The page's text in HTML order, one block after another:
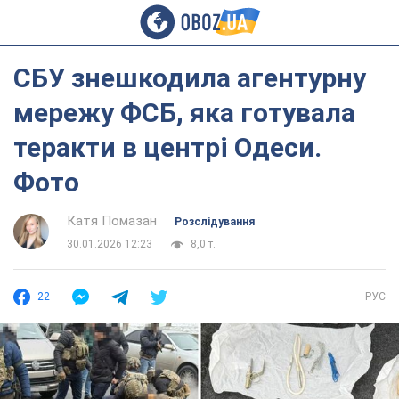
СБУ знешкодила агентурну
мережу ФСБ, яка готувала
теракти в центрі Одеси.
Фото
Катя Помазан
Розслідування
30.01.2026 12:23
8,0 т.
22 РУС